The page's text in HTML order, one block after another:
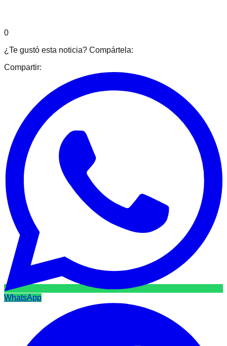
0
¿Te gustó esta noticia? Compártela:
Compartir:
WhatsApp